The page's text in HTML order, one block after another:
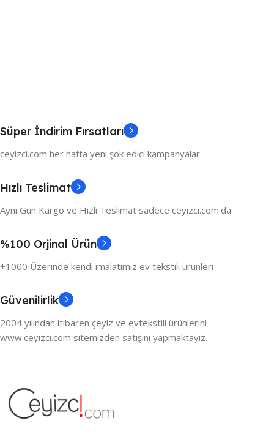
Süper İndirim Fırsatları
ceyizci.com her hafta yeni şok edici kampanyalar
Hızlı Teslimat
Aynı Gün Kargo ve Hızlı Teslimat sadece ceyizci.com'da
%100 Orjinal Ürün
+1000 Üzerinde kendi imalatımız ev tekstili ürünleri
Güvenilirlik
2004 yılından itibaren çeyiz ve evtekstili ürünlerini
www.ceyizci.com sitemizden satışını yapmaktayız.